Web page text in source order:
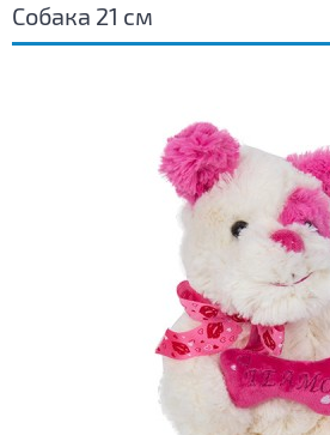
Собака 21 см